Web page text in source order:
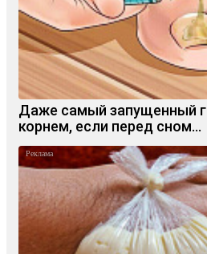
Даже самый запущенный
корнем, если перед сном…